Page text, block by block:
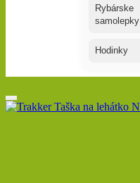
Rybárske
samolepky
Hodinky